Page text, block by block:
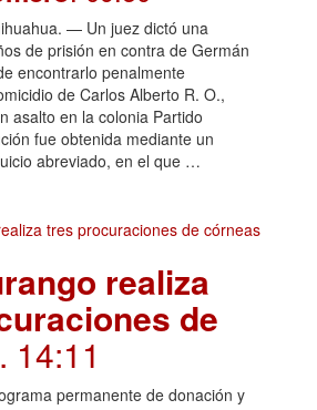
— Un juez dictó una
de prisión en contra de Germán
encontrarlo penalmente
de Carlos Alberto R. O.,
asalto en la colonia Partido
fue obtenida mediante un
abreviado, en el que …
realiza
de
. 14:11
permanente de donación y